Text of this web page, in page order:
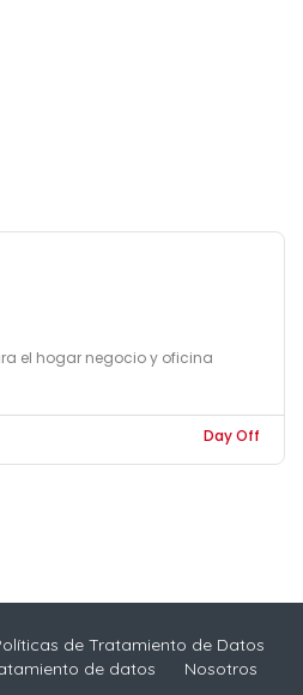
el hogar negocio y oficina
Day Off
de Tratamiento de Datos
de datos
Nosotros